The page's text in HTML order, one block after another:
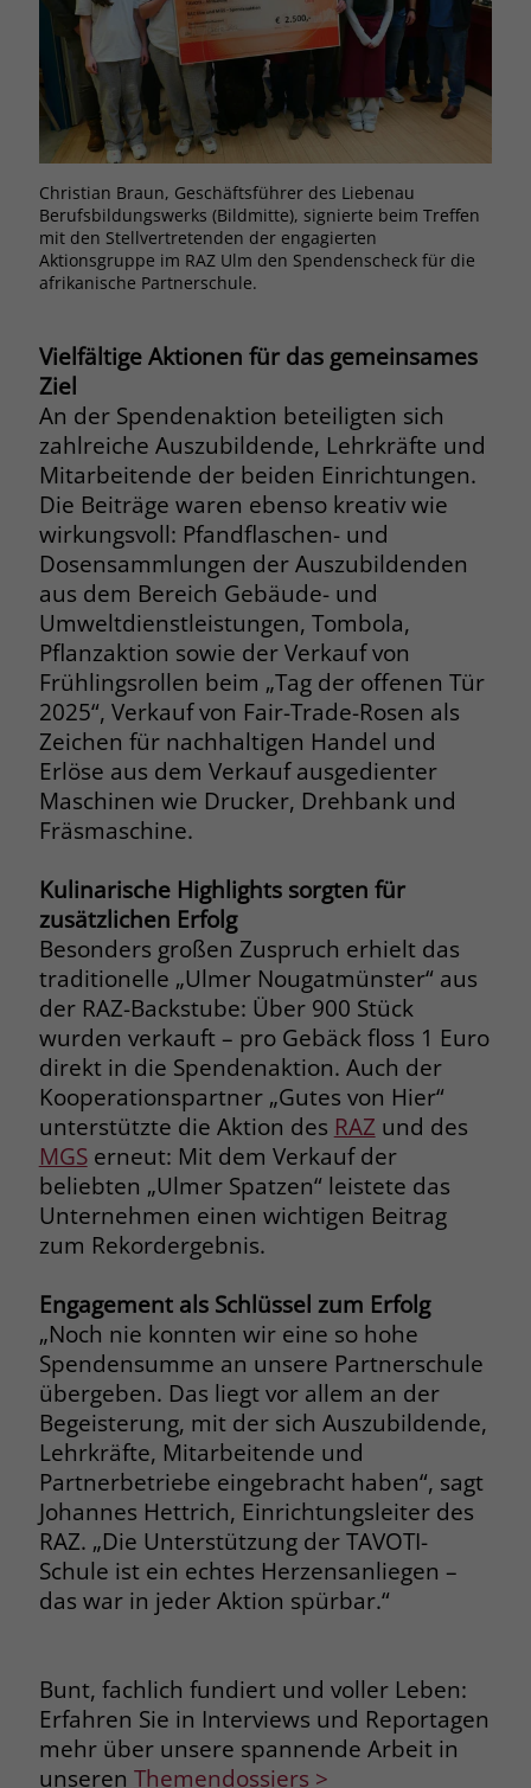
Christian Braun, Geschäftsführer des Liebenau
Berufsbildungswerks (Bildmitte), signierte beim Treffen
mit den Stellvertretenden der engagierten
Aktionsgruppe im RAZ Ulm den Spendenscheck für die
afrikanische Partnerschule.
Vielfältige Aktionen für das gemeinsames
Ziel
An der Spendenaktion beteiligten sich
zahlreiche Auszubildende, Lehrkräfte und
Mitarbeitende der beiden Einrichtungen.
Die Beiträge waren ebenso kreativ wie
wirkungsvoll: Pfandflaschen- und
Dosensammlungen der Auszubildenden
aus dem Bereich Gebäude- und
Umweltdienstleistungen, Tombola,
Pflanzaktion sowie der Verkauf von
Frühlingsrollen beim „Tag der offenen Tür
2025“, Verkauf von Fair-Trade-Rosen als
Zeichen für nachhaltigen Handel und
Erlöse aus dem Verkauf ausgedienter
Maschinen wie Drucker, Drehbank und
Fräsmaschine.
Kulinarische Highlights sorgten für
zusätzlichen Erfolg
Besonders großen Zuspruch erhielt das
traditionelle „Ulmer Nougatmünster“ aus
der RAZ-Backstube: Über 900 Stück
wurden verkauft – pro Gebäck floss 1 Euro
direkt in die Spendenaktion. Auch der
Kooperationspartner „Gutes von Hier“
unterstützte die Aktion des RAZ und des
MGSerneut: Mit dem Verkauf der
beliebten „Ulmer Spatzen“ leistete das
Unternehmen einen wichtigen Beitrag
zum Rekordergebnis.
Engagement als Schlüssel zum Erfolg
„Noch nie konnten wir eine so hohe
Spendensumme an unsere Partnerschule
übergeben. Das liegt vor allem an der
Begeisterung, mit der sich Auszubildende,
Lehrkräfte, Mitarbeitende und
Partnerbetriebe eingebracht haben“, sagt
Johannes Hettrich, Einrichtungsleiter des
RAZ. „Die Unterstützung der TAVOTI-
Schule ist ein echtes Herzensanliegen –
das war in jeder Aktion spürbar.“
Bunt, fachlich fundiert und voller Leben:
Erfahren Sie in Interviews und Reportagen
mehr über unsere spannende Arbeit in
unseren Themendossiers >
Name PHPSESSID
Anbieter stiftung-liebenau.de
Laufzeit Session
Zweck
Behält die Zustände des Benutzers bei
allen Seitenanfragen bei.
Anbieter www.stiftung-liebenau.de
Laufzeit 1 Monat
Zweck
Behält die Zustimmung des Benutzers
zum Cookie Opt-In
Name __cf_bm
Anbieter .fonts.net
Laufzeit 30 Minuten
Zweck
This cookie, set by Cloudflare, is used to
support Cloudflare Bot Management.
Name JSessionID
Laufzeit Session
Zweck
Behält die Zustände des Benutzers bei
allen Seitenanfragen bei.
Zweck
Browsers und die Einstellungen
exklusiv für diese Website zu speichern.
Dadurch wird gewährleistet, dass
Aktionen, die bei späteren Besuchen
derselben Website durchgeführt
werden, mit derselben
Name _clsk
Laufzeit 1 Jahr
Zweck
Microsoft Clarity setzt dieses Cookie,
um die Seitenaufrufe eines Benutzers
zu speichern und in einer einzigen
Sitzungsaufzeichnung
zusammenzufassen.
Name _gcl_au
Anbieter Google Ads
Laufzeit 90 Tage
Zweck Enthält eine zufallsgenerierte User-ID.
Name _gcl_aw
Laufzeit 90 Tage
Zweck
Dieses Cookie wird gesetzt, wenn ein
User über einen Klick auf eine Google
Werbeanzeige auf die Website gelangt.
Es enthält Informationen darüber,
welche Werbeanzeige geklickt wurde,
sodass erzielte Erfolge wie z.B.
Bestellungen oder Kontaktanfragen der
Anzeige zugewiesen werden können.
Name _gcl_dc
Laufzeit 90 Tage
Zweck
Dieses Cookie wird gesetzt, wenn ein
User über einen Klick auf eine Google
Werbeanzeige auf die Website gelangt.
Es enthält Informationen darüber,
welche Werbeanzeige geklickt wurde,
sodass erzielte Erfolge wie z.B.
Bestellungen oder Kontaktanfragen der
Anzeige zugewiesen werden können.
Anbieter Facebook
Laufzeit